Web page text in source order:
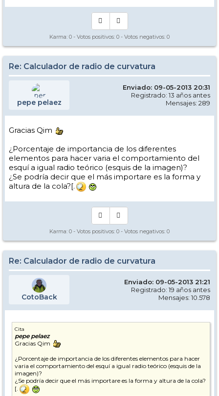
Karma: 0 - Votos positivos: 0 - Votos negativos: 0
Re: Calculador de radio de curvatura
pepe pelaez
Enviado: 09-05-2013 20:31
Registrado: 13 años antes
Mensajes: 289
Gracias Qim
¿Porcentaje de importancia de los diferentes
elementos para hacer varia el comportamiento del
esquí a igual radio teórico (esquis de la imagen)?
¿Se podría decir que el más importare es la forma y
altura de la cola?[.
Karma: 0 - Votos positivos: 0 - Votos negativos: 0
Re: Calculador de radio de curvatura
CotoBack
Enviado: 09-05-2013 21:21
Registrado: 19 años antes
Mensajes: 10.578
Cita
pepe pelaez
Gracias Qim
¿Porcentaje de importancia de los diferentes elementos para hacer
varia el comportamiento del esquí a igual radio teórico (esquis de la
imagen)?
¿Se podría decir que el más importare es la forma y altura de la cola?
[.